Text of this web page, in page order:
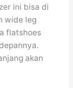
ini bisa di
wide leg
flatshoes
akan